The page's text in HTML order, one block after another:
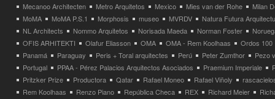
Mecanoo Architecten
Metro Arquitetos Mexico Mies van der Rohe
Milan
MoMA
MoMA P.S.1 Morphosis museo MVRDV
Natura Futura
NL Architects
Nommo Arquitetos Norisada Maeda Norman Foster
OFIS ARHITEKTI
Olafur Eliasson OMA OMA - Rem Koolhaas
Ordos 100
Panamá
Paraguay Peris + Toral arquitectes Perú Peter Zumthor
Pezo
Portugal
PPAA - Pérez Palacios Arquitectos Asociados Praemium Imperiale
Pritzker Prize
Productora Qatar Rafael Moneo Rafael Viñoly
Rem Koolhaas
Renzo Piano República Checa REX Richard Meier